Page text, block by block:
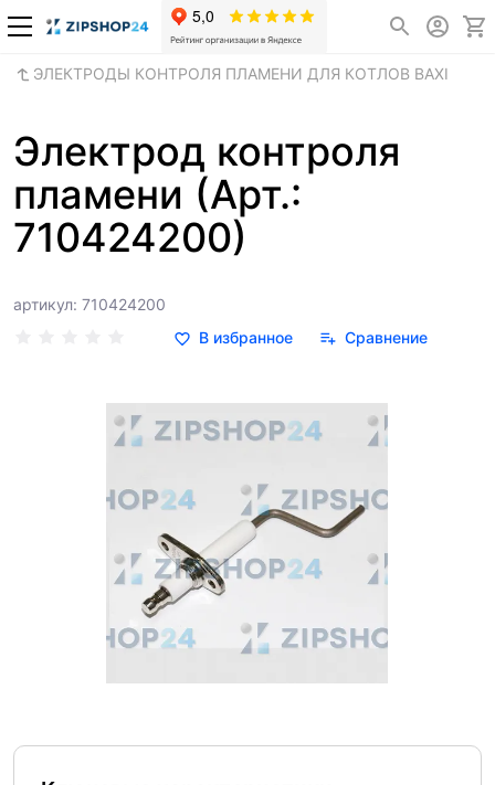
ЭЛЕКТРОДЫ КОНТРОЛЯ ПЛАМЕНИ ДЛЯ КОТЛОВ BAXI
Электрод контроля
пламени (Арт.:
710424200)
артикул: 710424200
В избранное
Сравнение